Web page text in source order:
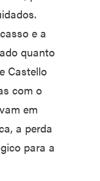
e a
quanto
Castello
com o
em
a perda
para a